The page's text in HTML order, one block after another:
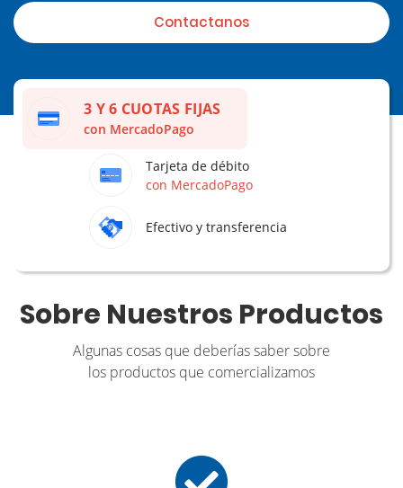
Contactanos
3 Y 6 CUOTAS FIJAS
con MercadoPago
Tarjeta de débito
con MercadoPago
Efectivo y transferencia
Sobre Nuestros Productos
Algunas cosas que deberías saber sobre
los productos que comercializamos